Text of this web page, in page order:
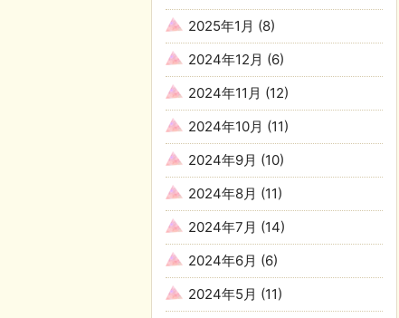
2025年1月 (8)
2024年12月 (6)
2024年11月 (12)
2024年10月 (11)
2024年9月 (10)
2024年8月 (11)
2024年7月 (14)
2024年6月 (6)
2024年5月 (11)